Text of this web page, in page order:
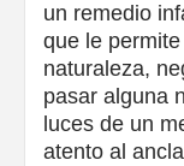
un remedio
que le
naturaleza,
pasar alguna
luces de un
atento al